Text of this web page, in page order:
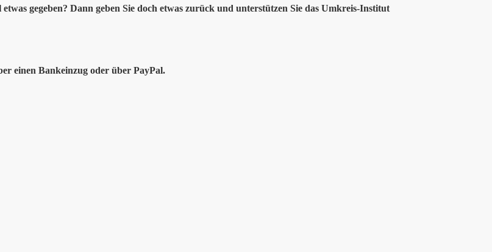
gegeben? Dann geben Sie doch etwas zurück und unterstützen Sie das Umkreis-Institut
einen Bankeinzug oder über PayPal.